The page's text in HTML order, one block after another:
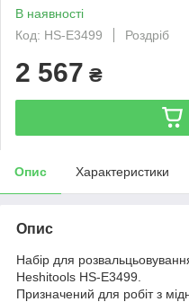
В наявності
Код: HS-E3499
Роздріб
2 567 ₴
Опис Характеристики
Опис
Набір для
Heshitools HS-E3499.
Призначений для робіт з